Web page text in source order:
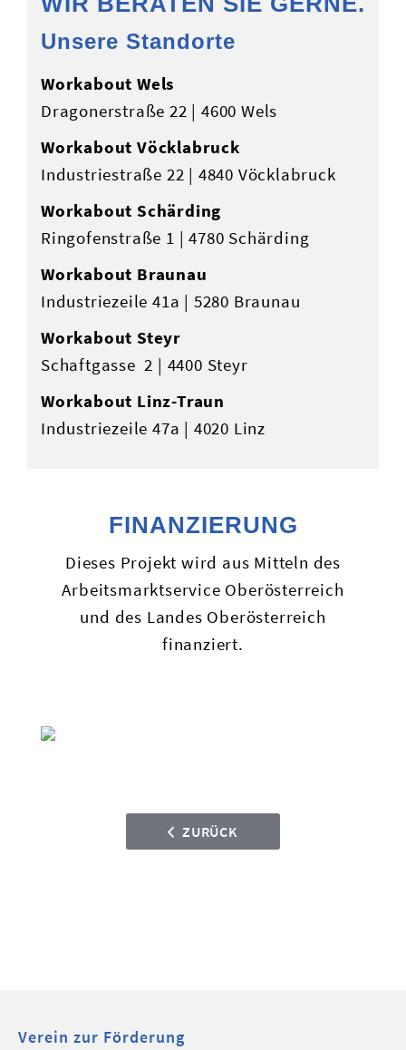
Unsere Standorte
Workabout Wels
Dragonerstraße 22 | 4600 Wels
Workabout Vöcklabruck
Industriestraße 22 | 4840 Vöcklabruck
Workabout Schärding
Ringofenstraße 1 | 4780 Schärding
Workabout Braunau
Industriezeile 41a | 5280 Braunau
Workabout Steyr
Schaftgasse 2 | 4400 Steyr
Workabout Linz-Traun
Industriezeile 47a | 4020 Linz
FINANZIERUNG
Dieses Projekt wird aus Mitteln des
Arbeitsmarktservice Oberösterreich
und des Landes Oberösterreich
finanziert.
ZURÜCK
Verein zur Förderung